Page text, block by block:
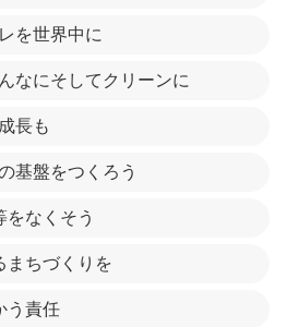
を世界中に
なにそしてクリーンに
長も
基盤をつくろう
をなくそう
まちづくりを
う責任